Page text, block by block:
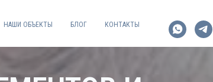
НАШИ ОБЪЕКТЫ БЛОГ КОНТАКТЫ